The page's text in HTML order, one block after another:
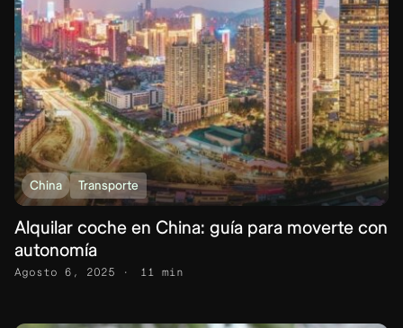
China Transporte
Alquilar coche en China: guía para moverte con
autonomía
Agosto 6, 2025 11 min